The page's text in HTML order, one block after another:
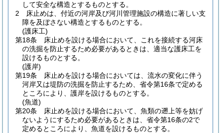
して安全な構造とするものとする。
2
床止めは、付近の河岸及び河川管理施設の構造に著しい支
障を及ぼさない構造とするものとする。
(護床工)
第18条
床止めを設ける場合において、これを接続する河床
の洗掘を防止するため必要があるときは、適当な護床工を
設けるものとする。
(護岸)
第19条
床止めを設ける場合においては、流水の変化に伴う
河岸又は堤防の洗掘を防止するため、省令第16条で定める
ところにより、護岸を設けるものとする。
(魚道)
第20条
床止めを設ける場合において、魚類の遡上等を妨げ
ないようにするため必要があるときは、省令第16条の2で
定めるところにより、魚道を設けるものとする。